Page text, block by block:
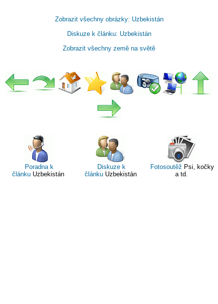
Zobrazit všechny obrázky: Uzbekistán
Diskuze k článku: Uzbekistán
Zobrazit všechny země na světě
Poradna k
článku Uzbekistán
Diskuze k
článkuUzbekistán
Fotosoutěž Psi, kočky
a td.